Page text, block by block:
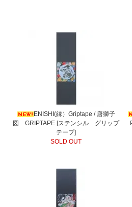
ENISHI(縁）Griptape / 唐獅子
図 GRIPTAPE [ステンシル グリップ
テープ]
SOLD OUT